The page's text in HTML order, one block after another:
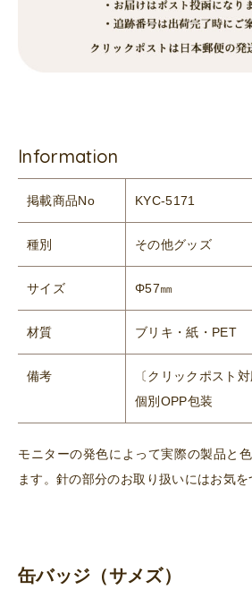
Information
掲載商品No KYC-5171
種別 その他グッズ
サイズ Φ57㎜
材質 ブリキ・紙・PET
備考
〔クリックポスト対
個別OPP包装
モニターの発色によって実際の製品と
ます。針の部分のお取り扱いにはお気を
缶バッジ（サメズ）